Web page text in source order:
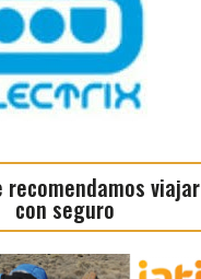
recomendamos viajar
con seguro